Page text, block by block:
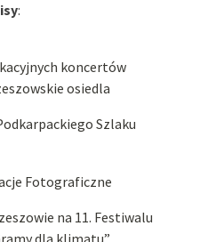
:
koncertów
osiedla
Szlaku
Fotograficzne
na 11. Festiwalu